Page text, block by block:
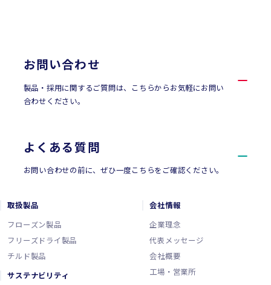
お問い合わせ
製品・採用に関するご質問は、こちらからお気軽にお問い
合わせください。
よくある質問
お問い合わせの前に、ぜひ一度こちらをご確認ください。
取扱製品
フローズン製品
フリーズドライ製品
チルド製品
サステナビリティ
会社情報
企業理念
代表メッセージ
会社概要
工場・営業所